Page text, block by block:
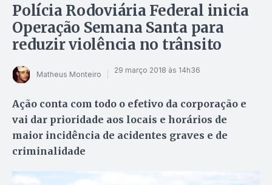
Polícia Rodoviária Federal inicia
Operação Semana Santa para
reduzir violência no trânsito
Matheus Monteiro 29 março 2018 às 14h36
Ação conta com todo o efetivo da corporação e
vai dar prioridade aos locais e horários de
maior incidência de acidentes graves e de
criminalidade